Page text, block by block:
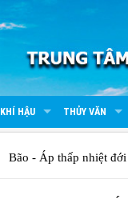
KHÍ HẬU THỦY VĂN
Bão - Áp thấp nhiệt đới